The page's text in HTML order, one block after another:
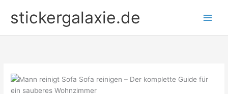
Inhaltstickergalaxie.de